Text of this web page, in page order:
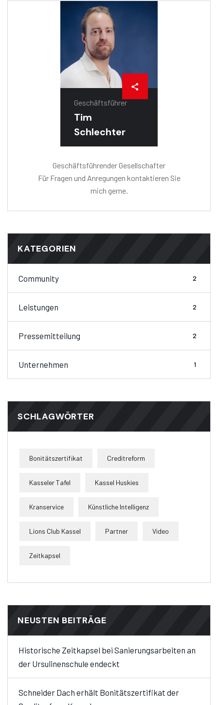
Geschäftsführer
Tim
Schlechter
Geschäftsführender Gesellschafter
Für Fragen und Anregungen kontaktieren Sie
mich gerne.
KATEGORIEN
Community 2
Leistungen 2
Pressemitteilung 2
Unternehmen 1
SCHLAGWÖRTER
Bonitätszertifikat Creditreform
Kasseler Tafel Kassel Huskies
Kranservice Künstliche Intelligenz
Lions Club Kassel Partner Video
Zeitkapsel
NEUSTEN BEITRÄGE
Historische Zeitkapsel bei Sanierungsarbeiten an
der Ursulinenschule endeckt
Schneider Dach erhält Bonitätszertifikat der